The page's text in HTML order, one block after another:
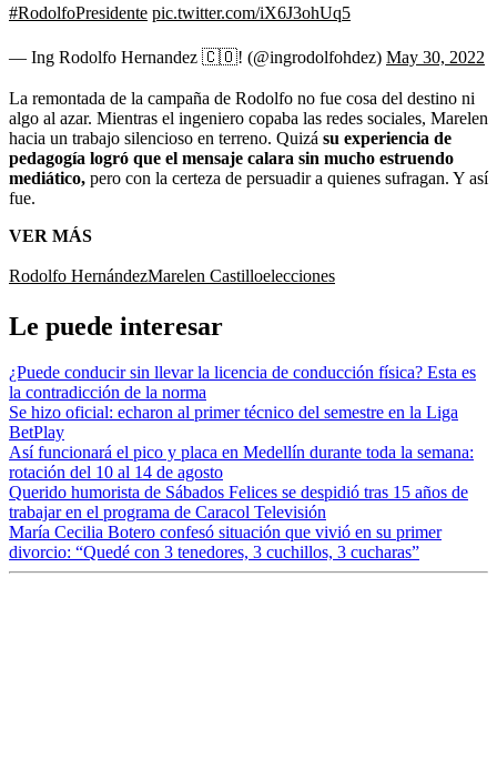
#RodolfoPresidente pic.twitter.com/iX6J3ohUq5
— Ing Rodolfo Hernandez 🇨🇴! (@ingrodolfohdez) May 30, 2022
La remontada de la campaña de Rodolfo no fue cosa del destino ni
algo al azar. Mientras el ingeniero copaba las redes sociales, Marelen
hacia un trabajo silencioso en terreno. Quizá su experiencia de
pedagogía logró que el mensaje calara sin mucho estruendo
mediático, pero con la certeza de persuadir a quienes sufragan. Y así
fue.
VER MÁS
Rodolfo HernándezMarelen Castilloelecciones
Le puede interesar
¿Puede conducir sin llevar la licencia de conducción física? Esta es
la contradicción de la norma
Se hizo oficial: echaron al primer técnico del semestre en la Liga
BetPlay
Así funcionará el pico y placa en Medellín durante toda la semana:
rotación del 10 al 14 de agosto
Querido humorista de Sábados Felices se despidió tras 15 años de
trabajar en el programa de Caracol Televisión
María Cecilia Botero confesó situación que vivió en su primer
divorcio: “Quedé con 3 tenedores, 3 cuchillos, 3 cucharas”